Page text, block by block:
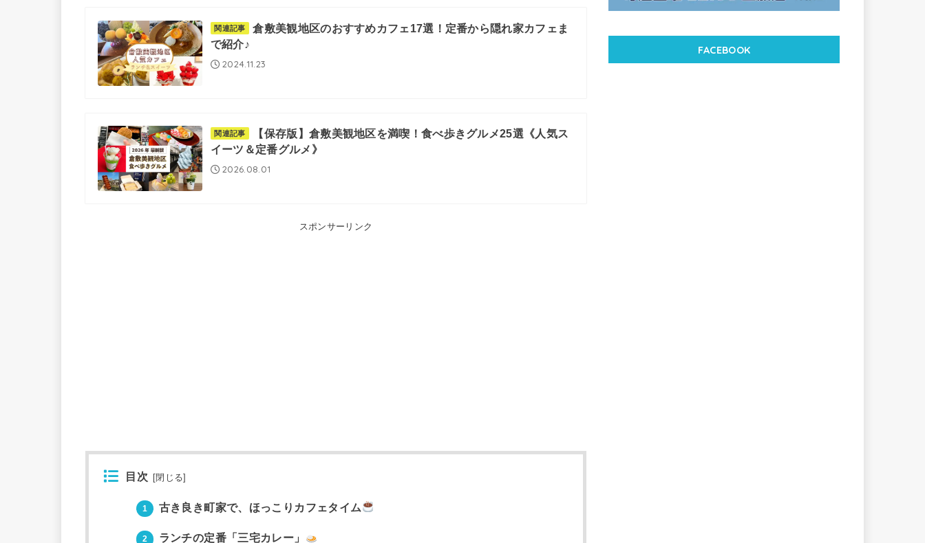
関連記事
倉敷美観地区のおすすめカフェ17選！定番から隠れ家カフェま
で紹介♪
2024.11.23
関連記事
【保存版】倉敷美観地区を満喫！食べ歩きグルメ25選《人気ス
イーツ＆定番グルメ》
2026.08.01
スポンサーリンク
目次 閉じる
1 古き良き町家で、ほっこりカフェタイム
2 ランチの定番「三宅カレー」
FACEBOOK